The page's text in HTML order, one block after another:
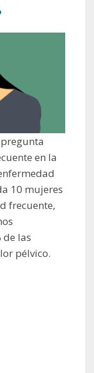
pregunta
en la
10 mujeres
frecuente,
de las
pélvico.